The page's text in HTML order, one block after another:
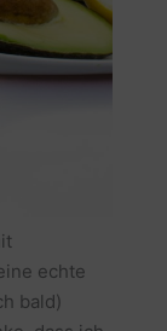
echte
bald)